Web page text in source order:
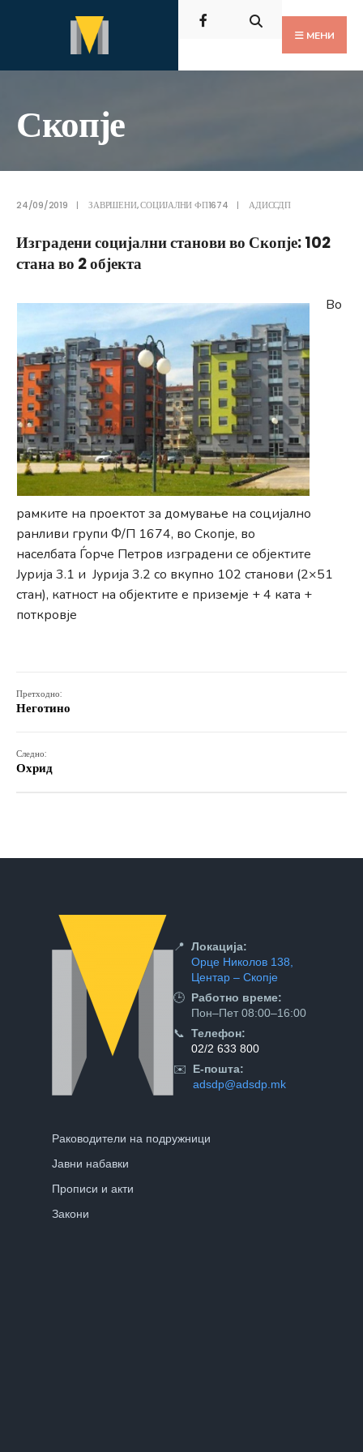
содржината
МЕНИ
Скопје
24/09/2019 | ЗАВРШЕНИ,СОЦИЈАЛНИ ФП1674 | АДИССДП
Изградени социјални станови во Скопје: 102
стана во 2 објекта
Во
рамките на проектот за домување на социјално
ранливи групи Ф/П 1674, во Скопје, во
населбата Ѓорче Петров изградени се објектите
Јурија 3.1 и Јурија 3.2 со вкупно 102 станови (2×51
стан), катност на објектите е приземје + 4 ката +
поткровје
Претходно:
Неготино
Следно:
Охрид
📍 Локација:
Орце Николов 138,
Центар – Скопје
🕒 Работно време:
Пон–Пет 08:00–16:00
📞 Телефон:
02/2 633 800
✉️
Е-пошта:
adsdp@adsdp.mk
Раководители на подружници
Јавни набавки
Прописи и акти
Закони